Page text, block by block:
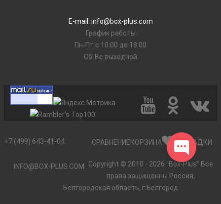
E-mail: info@box-plus.com
График работы
Пн-Пт с 10:00 до 18:00
Сб-Вс выходной
СРАВНЕНИЕКОРЗИНА ЗАКЛАДКИ
+7 (499) 643-41-04
INFO@BOX-PLUS.COM
Copyright © 2010 - 2026 "Box-Plus" Все
права защищенны Россия,
Белгородская область, г.Белгород